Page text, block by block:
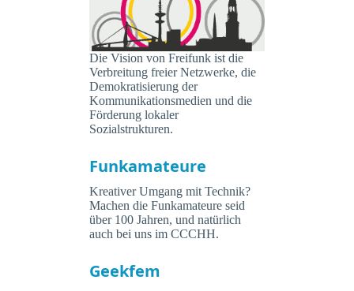
Die Vision von Freifunk ist die
Verbreitung freier Netzwerke, die
Demokratisierung der
Kommunikationsmedien und die
Förderung lokaler
Sozialstrukturen.
Funkamateure
Kreativer Umgang mit Technik?
Machen die Funkamateure seid
über 100 Jahren, und natürlich
auch bei uns im CCCHH.
Geekfem